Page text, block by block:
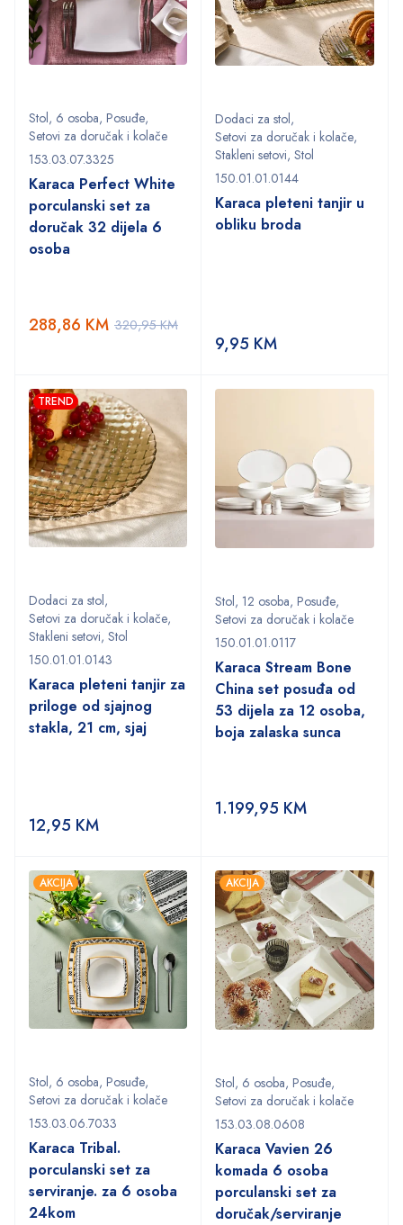
Stol, 6 osoba, Posuđe,
Setovi za doručak i kolače
153.03.07.3325
Karaca Perfect White
porculanski set za
doručak 32 dijela 6
osoba
320,95KM
288,86 KM
Dodaci za stol,
Setovi za doručak i kolače,
Stakleni setovi, Stol
150.01.01.0144
Karaca pleteni tanjir u
obliku broda
9,95 KM
TREND
Dodaci za stol,
Setovi za doručak i kolače,
Stakleni setovi, Stol
150.01.01.0143
Karaca pleteni tanjir za
priloge od sjajnog
stakla, 21 cm, sjaj
12,95 KM
Stol, 12 osoba, Posuđe,
Setovi za doručak i kolače
150.01.01.0117
Karaca Stream Bone
China set posuđa od
53 dijela za 12 osoba,
boja zalaska sunca
1.199,95 KM
AKCIJA
Stol, 6 osoba, Posuđe,
Setovi za doručak i kolače
153.03.06.7033
Karaca Tribal.
porculanski set za
serviranje. za 6 osoba
24kom
AKCIJA
Stol, 6 osoba, Posuđe,
Setovi za doručak i kolače
153.03.08.0608
Karaca Vavien 26
komada 6 osoba
porculanski set za
doručak/serviranje